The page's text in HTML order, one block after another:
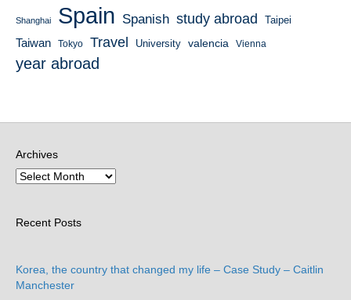
Shanghai Spain Spanish study abroad Taipei
Taiwan Tokyo Travel University valencia Vienna
year abroad
Archives
Recent Posts
Korea, the country that changed my life – Case Study – Caitlin
Manchester